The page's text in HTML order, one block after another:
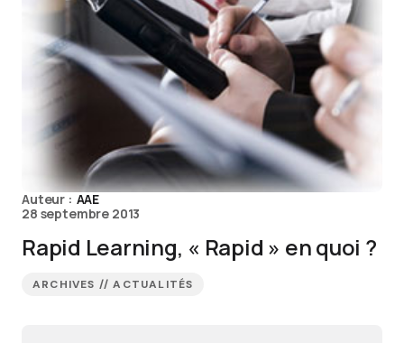
Auteur : AAE
28 septembre 2013
Rapid Learning, « Rapid » en quoi ?
ARCHIVES // ACTUALITÉS